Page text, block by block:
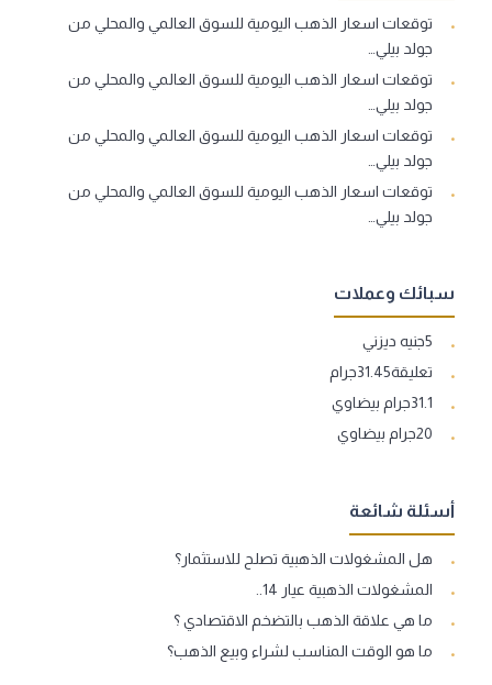
توقعات اسعار الذهب اليومية للسوق العالمي والمحلي من
جولد بيلي…
توقعات اسعار الذهب اليومية للسوق العالمي والمحلي من
جولد بيلي…
توقعات اسعار الذهب اليومية للسوق العالمي والمحلي من
جولد بيلي…
توقعات اسعار الذهب اليومية للسوق العالمي والمحلي من
جولد بيلي…
سبائك وعملات
5جنيه ديزني
تعليقة31.45جرام
31.1جرام بيضاوي
20جرام بيضاوي
أسئلة شائعة
هل المشغولات الذهبية تصلح للاستثمار؟
المشغولات الذهبية عيار 14..
ما هي علاقة الذهب بالتضخم الاقتصادي ؟
ما هو الوقت المناسب لشراء وبيع الذهب؟